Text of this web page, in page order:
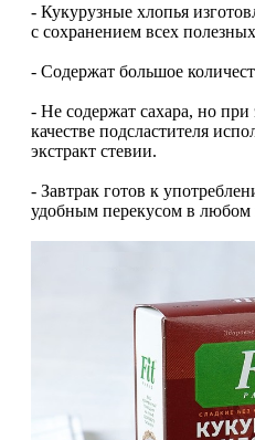
Бустеры тестостерона
ЗМА
Борьба со стрессом
Vitauct
WTF LABZ
Свой Путь
- Кукурузные хлопья
с сохранением всех
- Содержат большое
- Не содержат сахара, но
качестве подсластителя
экстракт стевии.
- Завтрак готов к
удобным перекусом в любом